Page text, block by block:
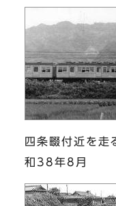
四条畷付近を
和38年8月